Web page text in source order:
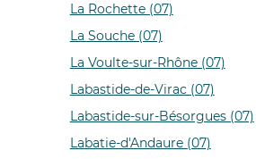
La Rochette (07)
La Souche (07)
La Voulte-sur-Rhône (07)
Labastide-de-Virac (07)
Labastide-sur-Bésorgues (07)
Labatie-d'Andaure (07)